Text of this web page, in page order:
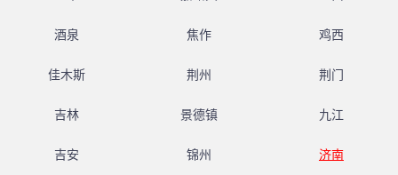
酒泉 焦作 鸡西
佳木斯 荆州 荆门
吉林 景德镇 九江
吉安 锦州 济南